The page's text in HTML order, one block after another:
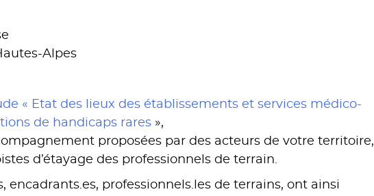
Alpes
« Etat des lieux des établissements et services médico-
de handicaps rares »,
proposées par des acteurs de votre territoire,
d’étayage des professionnels de terrain.
encadrants.es, professionnels.les de terrains, ont ainsi